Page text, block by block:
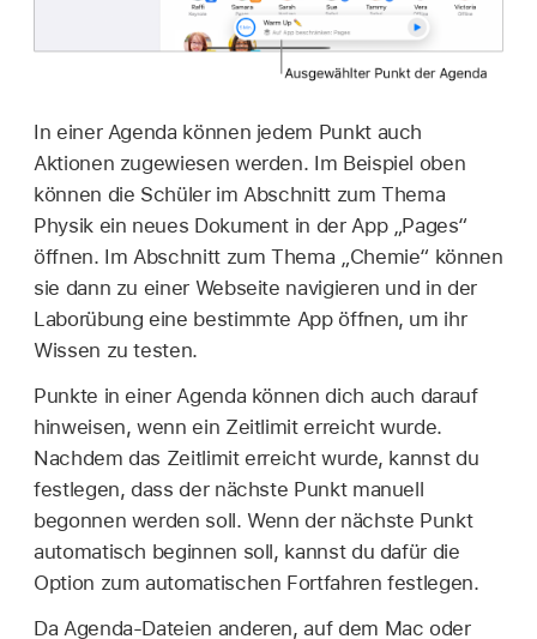
In einer Agenda können jedem Punkt auch
Aktionen zugewiesen werden. Im Beispiel oben
können die Schüler im Abschnitt zum Thema
Physik ein neues Dokument in der App „Pages“
öffnen. Im Abschnitt zum Thema „Chemie“ können
sie dann zu einer Webseite navigieren und in der
Laborübung eine bestimmte App öffnen, um ihr
Wissen zu testen.
Punkte in einer Agenda können dich auch darauf
hinweisen, wenn ein Zeitlimit erreicht wurde.
Nachdem das Zeitlimit erreicht wurde, kannst du
festlegen, dass der nächste Punkt manuell
begonnen werden soll. Wenn der nächste Punkt
automatisch beginnen soll, kannst du dafür die
Option zum automatischen Fortfahren festlegen.
Da Agenda-Dateien anderen, auf dem Mac oder